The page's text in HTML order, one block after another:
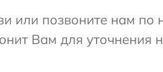
или позвоните нам по
Вам для